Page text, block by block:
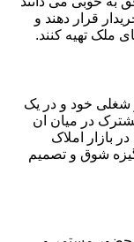
قرار دهند و
ملک تهیه کنند.
خود و در یک
در میان ان
بازار املاک
شوق و تصمیم